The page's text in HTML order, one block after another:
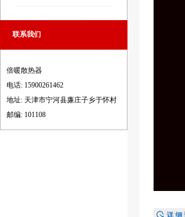
联系我们
倍暖散热器
电话: 15900261462
地址: 天津市宁河县廉庄子乡于怀村
邮编: 101108